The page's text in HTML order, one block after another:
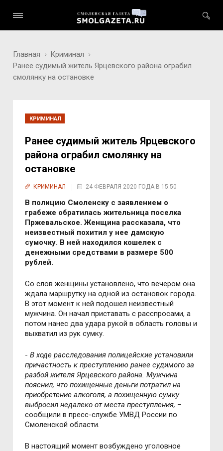
Главная
Криминал
Ранее судимый житель Ярцевского района ограбил
смолянку на остановке
КРИМИНАЛ
Ранее судимый житель Ярцевского
района ограбил смолянку на
остановке
КРИМИНАЛ 24 ФЕВРАЛЯ 2020 ГОДА В 15:50
В полицию Смоленску с заявлением о
грабеже обратилась жительница поселка
Пржевальское. Женщина рассказала, что
неизвестный похитил у нее дамскую
сумочку. В ней находился кошелек с
денежными средствами в размере 500
рублей.
Со слов женщины установлено, что вечером она
ждала маршрутку на одной из остановок города.
В этот момент к ней подошел неизвестный
мужчина. Он начал приставать с расспросами, а
потом нанес два удара рукой в область головы и
выхватил из рук сумку.
-В ходе расследования полицейские установили
причастность к преступлению ранее судимого за
разбой жителя Ярцевского района. Мужчина
пояснил, что похищенные деньги потратил на
приобретение алкоголя, а похищенную сумку
выбросил недалеко от места преступления, –
сообщили в пресс-службе УМВД России по
Смоленской области.
В настоящий момент возбуждено уголовное